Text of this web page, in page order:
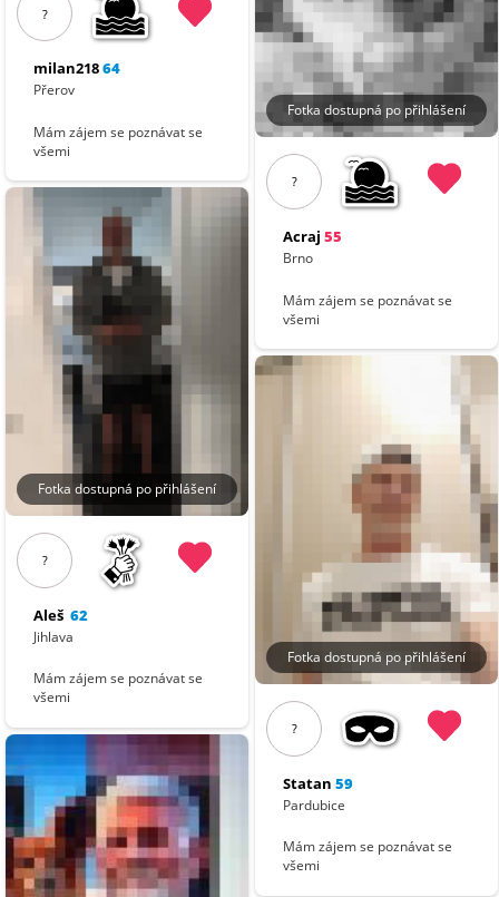
?
milan21864
Přerov
Mám zájem se poznávat se
všemi
Fotka dostupná po přihlášení
?
Aleš 62
Jihlava
Mám zájem se poznávat se
všemi
Fotka dostupná po přihlášení
?
Acraj 55
Brno
Mám zájem se poznávat se
všemi
Fotka dostupná po přihlášení
?
Statan 59
Pardubice
Mám zájem se poznávat se
všemi